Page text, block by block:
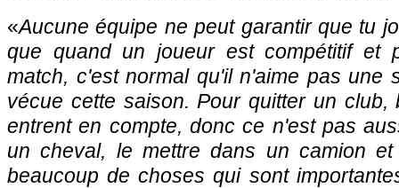
«Aucune équipe ne peut garantir que tu
que quand un joueur est compétitif et
match, c'est normal qu'il n'aime pas une
vécue cette saison. Pour quitter un club,
entrent en compte, donc ce n'est pas
un cheval, le mettre dans un camion
beaucoup de choses qui sont